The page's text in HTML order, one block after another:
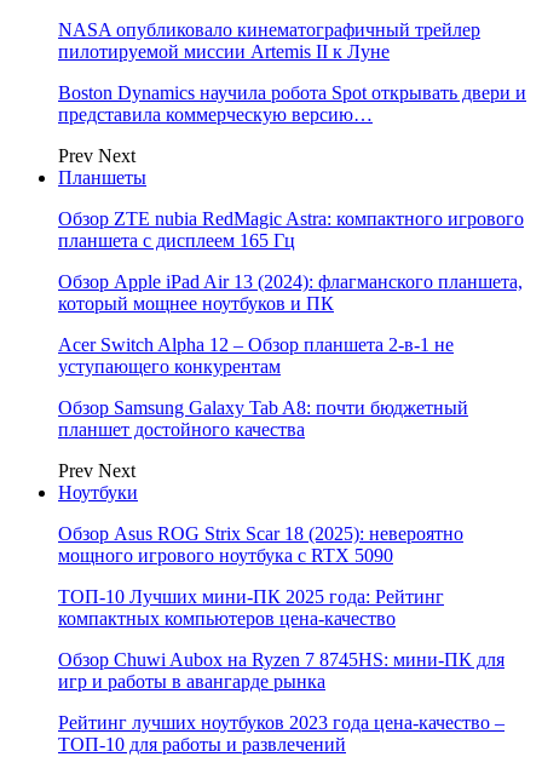
NASA опубликовало кинематографичный трейлер
пилотируемой миссии Artemis II к Луне
Boston Dynamics научила робота Spot открывать двери и
представила коммерческую версию…
Prev Next
Планшеты
Обзор ZTE nubia RedMagic Astra: компактного игрового
планшета с дисплеем 165 Гц
Обзор Apple iPad Air 13 (2024): флагманского планшета,
который мощнее ноутбуков и ПК
Acer Switch Alpha 12 – Обзор планшета 2-в-1 не
уступающего конкурентам
Обзор Samsung Galaxy Tab A8: почти бюджетный
планшет достойного качества
Prev Next
Ноутбуки
Обзор Asus ROG Strix Scar 18 (2025): невероятно
мощного игрового ноутбука с RTX 5090
ТОП-10 Лучших мини-ПК 2025 года: Рейтинг
компактных компьютеров цена-качество
Обзор Chuwi Aubox на Ryzen 7 8745HS: мини-ПК для
игр и работы в авангарде рынка
Рейтинг лучших ноутбуков 2023 года цена-качество –
ТОП-10 для работы и развлечений